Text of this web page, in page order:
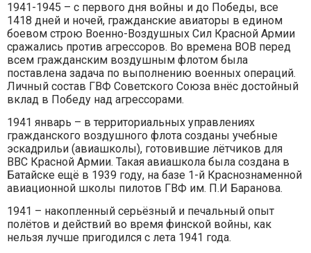
1941-1945 – с первого дня войны и до Победы, все
1418 дней и ночей, гражданские авиаторы в едином
боевом строю Военно-Воздушных Сил Красной Армии
сражались против агрессоров. Во времена ВОВ перед
всем гражданским воздушным флотом была
поставлена задача по выполнению военных операций.
Личный состав ГВФ Советского Союза внёс достойный
вклад в Победу над агрессорами.
1941 январь – в территориальных управлениях
гражданского воздушного флота созданы учебные
эскадрильи (авиашколы), готовившие лётчиков для
ВВС Красной Армии. Такая авиашкола была создана в
Батайске ещё в 1939 году, на базе 1-й Краснознаменной
авиационной школы пилотов ГВФ им. П.И Баранова.
1941 – накопленный серьёзный и печальный опыт
полётов и действий во время финской войны, как
нельзя лучше пригодился с лета 1941 года.